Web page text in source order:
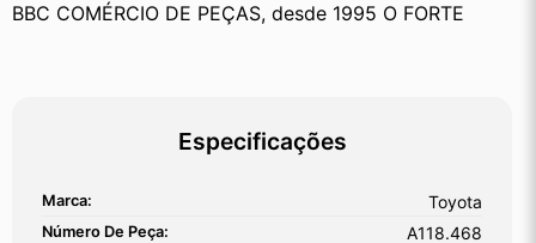
BBC COMÉRCIO DE PEÇAS, desde 1995 O FORTE
Especificações
Marca: Toyota
Número De Peça: A118.468